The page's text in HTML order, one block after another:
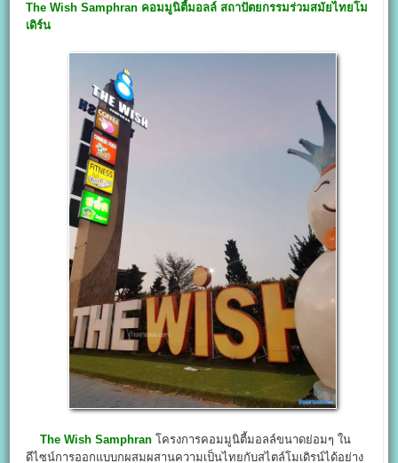
The Wish Samphran คอมมูนิตี้มอลล์ สถาปัตยกรรมร่วมสมัยไทยโม
เดิร์น
The Wish Samphran โครงการคอมมูนิตี้มอลล์ขนาดย่อมๆ ใน
ดีไซน์การออกแบบกผสมผสานความเป็นไทยกับสไตล์โมเดิรน์ได้อย่าง